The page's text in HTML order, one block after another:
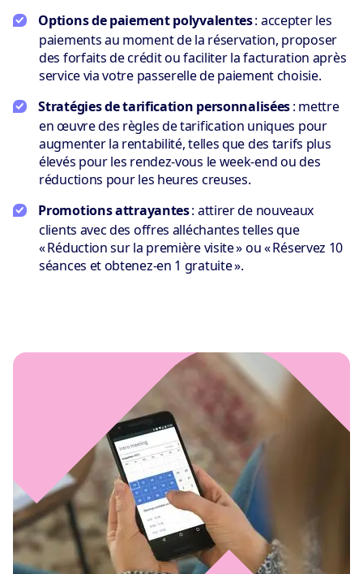
Options de paiement polyvalentes: accepter les
paiements au moment de la réservation, proposer
des forfaits de crédit ou faciliter la facturation après
service via votre passerelle de paiement choisie.
Stratégies de tarification personnalisées: mettre
en œuvre des règles de tarification uniques pour
augmenter la rentabilité, telles que des tarifs plus
élevés pour les rendez-vous le week-end ou des
réductions pour les heures creuses.
Promotions attrayantes: attirer de nouveaux
clients avec des offres alléchantes telles que
« Réduction sur la première visite » ou « Réservez 10
séances et obtenez-en 1 gratuite ».